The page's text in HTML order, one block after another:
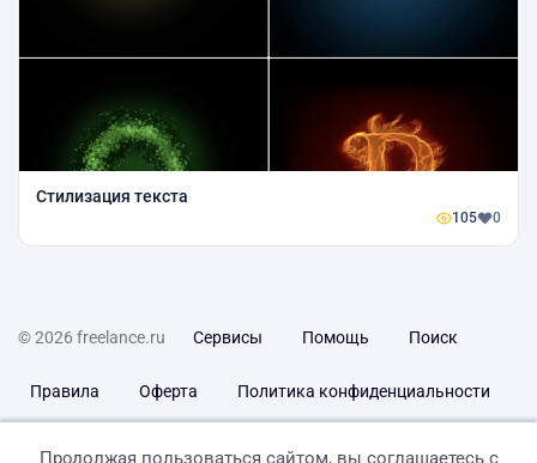
Стилизация текста
105 0
© 2026 freelance.ru Сервисы Помощь Поиск
Правила Оферта Политика конфиденциальности
Продолжая пользоваться сайтом, вы соглашаетесь с